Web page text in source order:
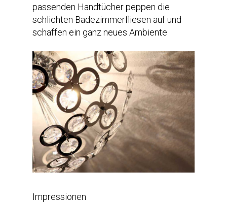
passenden Handtücher peppen die
schlichten Badezimmerfliesen auf und
schaffen ein ganz neues Ambiente
Impressionen